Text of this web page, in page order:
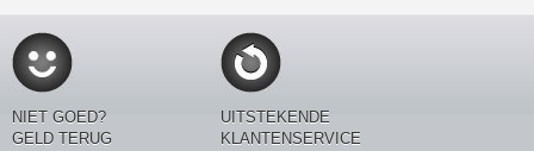
NIET GOED?
GELD TERUG
UITSTEKENDE
KLANTENSERVICE